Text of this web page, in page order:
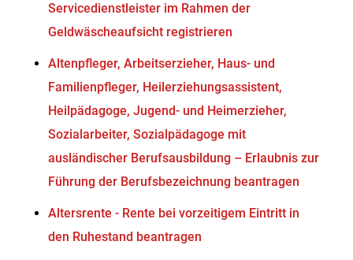
Servicedienstleister im Rahmen der
Geldwäscheaufsicht registrieren
Altenpfleger, Arbeitserzieher, Haus- und
Familienpfleger, Heilerziehungsassistent,
Heilpädagoge, Jugend- und Heimerzieher,
Sozialarbeiter, Sozialpädagoge mit
ausländischer Berufsausbildung – Erlaubnis zur
Führung der Berufsbezeichnung beantragen
Altersrente - Rente bei vorzeitigem Eintritt in
den Ruhestand beantragen